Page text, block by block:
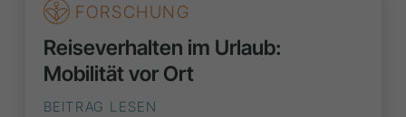
FORSCHUNG
Reiseverhalten im Urlaub:
Mobilität vor Ort
BEITRAG LESEN